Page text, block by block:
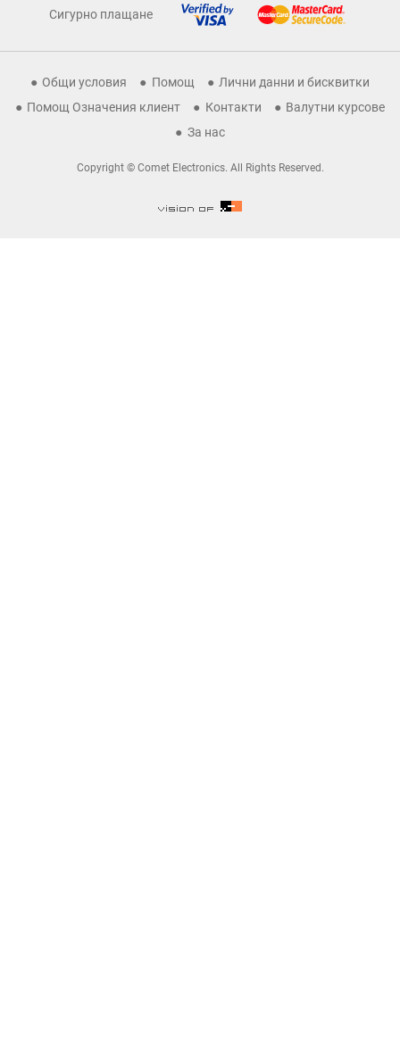
Сигурно плащане
Общи условия Помощ
Лични данни и бисквитки
Помощ Означения клиент
Контакти
Валутни курсове
За нас
Copyright © Comet Electronics. All Rights Reserved.